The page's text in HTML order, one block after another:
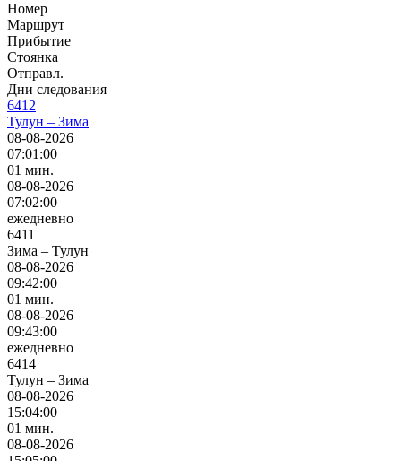
Номер
Маршрут
Прибытие
Стоянка
Отправл.
Дни следования
6412
Тулун – Зима
08-08-2026
07:01:00
01 мин.
08-08-2026
07:02:00
ежедневно
6411
Зима – Тулун
08-08-2026
09:42:00
01 мин.
08-08-2026
09:43:00
ежедневно
6414
Тулун – Зима
08-08-2026
15:04:00
01 мин.
08-08-2026